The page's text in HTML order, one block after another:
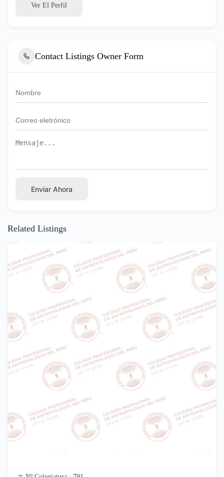
Ver El Perfil
Contact Listings Owner Form
Enviar Ahora
Related Listings